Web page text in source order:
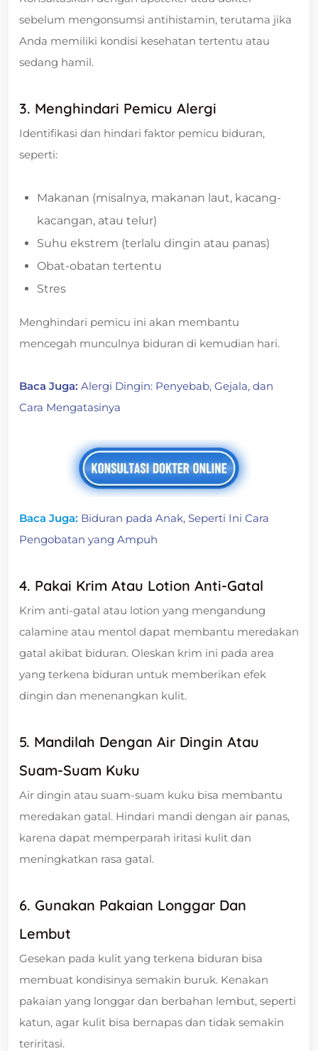
sebelum mengonsumsi antihistamin, terutama jika
Anda memiliki kondisi kesehatan tertentu atau
sedang hamil.
3. Menghindari Pemicu Alergi
Identifikasi dan hindari faktor pemicu biduran,
seperti:
Makanan (misalnya, makanan laut, kacang-
kacangan, atau telur)
Suhu ekstrem (terlalu dingin atau panas)
Obat-obatan tertentu
Stres
Menghindari pemicu ini akan membantu
mencegah munculnya biduran di kemudian hari.
Baca Juga: Alergi Dingin: Penyebab, Gejala, dan
Cara Mengatasinya
Baca Juga: Biduran pada Anak, Seperti Ini Cara
Pengobatan yang Ampuh
4. Pakai Krim Atau Lotion Anti-Gatal
Krim anti-gatal atau lotion yang mengandung
calamine atau mentol dapat membantu meredakan
gatal akibat biduran. Oleskan krim ini pada area
yang terkena biduran untuk memberikan efek
dingin dan menenangkan kulit.
5. Mandilah Dengan Air Dingin Atau
Suam-Suam Kuku
Air dingin atau suam-suam kuku bisa membantu
meredakan gatal. Hindari mandi dengan air panas,
karena dapat memperparah iritasi kulit dan
meningkatkan rasa gatal.
6. Gunakan Pakaian Longgar Dan
Lembut
Gesekan pada kulit yang terkena biduran bisa
membuat kondisinya semakin buruk. Kenakan
pakaian yang longgar dan berbahan lembut, seperti
katun, agar kulit bisa bernapas dan tidak semakin
teriritasi.